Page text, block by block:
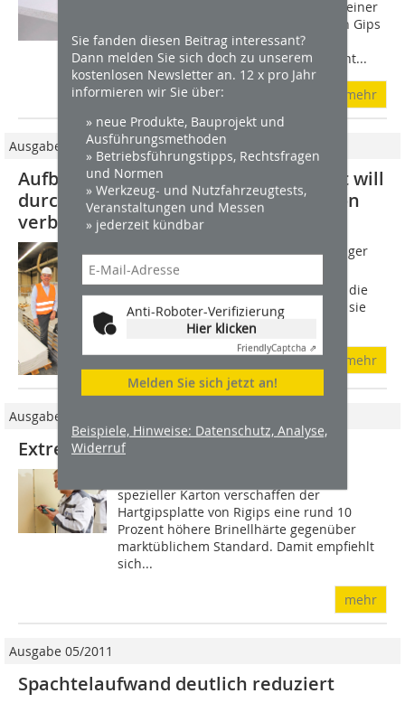
Sie fanden diesen Beitrag interessant?
Dann melden Sie sich doch zu unserem
kostenlosen Newsletter an. 12 x pro Jahr
informieren wir Sie über:
» neue Produkte, Bauprojekt und
Ausführungsmethoden
» Betriebsführungstipps, Rechtsfragen
und Normen
» Werkzeug- und Nutzfahrzeugtests,
Veranstaltungen und Messen
» jederzeit kündbar
Anti-Roboter-Verifizierung
Hier klicken
FriendlyCaptcha ⇗
Melden Sie sich jetzt an!
Beispiele, Hinweise: Datenschutz, Analyse,
Widerruf
LaPlura von Lafarge Gips besteht aus einer
ausgewogenen Kombination zwischen Gips
und Holzgranulat. Dadurch liegt die
Oberflächenhärte um bis zu 70 Prozent...
mehr
Ausgabe 09/2015
Aufbruch in neue Dimensionen Siniat will
durch neue Ausrichtung Marktposition
verbessern
Ein ganz junges Unternehmen mit langer
Tradition  zwei auf den ersten Blick
widersprüchliche Aussagen, doch auf die
2012 gegründete Siniat GmbH treffen sie
beide zu. Denn auch wenn der zur...
mehr
Ausgabe 05/2014
Extrem harte Gipsplatte
spezieller Karton verschaffen der
Hartgipsplatte von Rigips eine rund 10
Prozent höhere Brinellhärte gegenüber
marktüblichem Standard. Damit empfiehlt
sich...
mehr
Ausgabe 05/2011
Spachtelaufwand deutlich reduziert